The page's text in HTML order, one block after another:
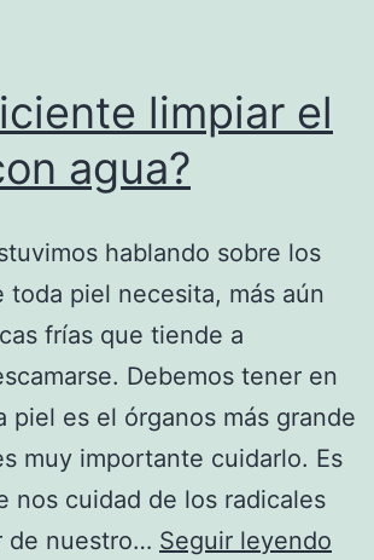
limpiar el
agua?
hablando sobre los
toda piel necesita, más aún
frías que tiende a
Debemos tener en
piel es el órganos más grande
muy importante cuidarlo. Es
nos cuidad de los radicales
de nuestro… Seguir leyendo